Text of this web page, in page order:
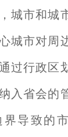
城市和城
城市对周
过行政区
入省会的
导致的